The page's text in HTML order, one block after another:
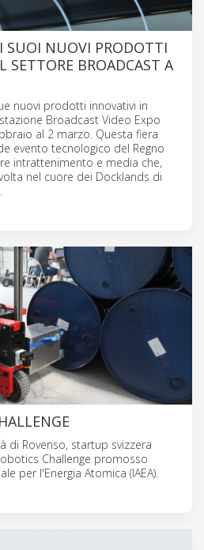
SUOI NUOVI PRODOTTI
SETTORE BROADCAST A
nuovi prodotti innovativi in
Broadcast Video Expo
al 2 marzo. Questa fiera
evento tecnologico del Regno
intrattenimento e media che,
nel cuore dei Docklands di
di Rovenso, startup svizzera
Challenge promosso
per l'Energia Atomica (IAEA).